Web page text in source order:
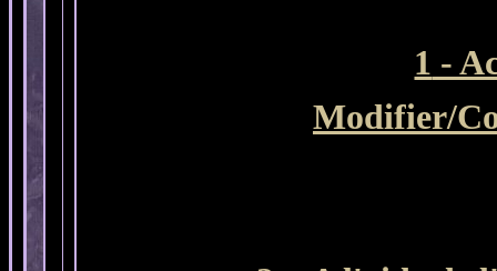
1 -
Modifier/